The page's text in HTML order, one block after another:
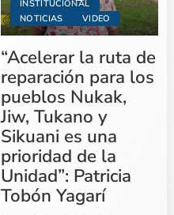
INSTITUCIONAL
NOTICIAS
VIDEO
“Acelerar la ruta de
reparación para los
pueblos Nukak,
Jiw, Tukano y
Sikuani es una
prioridad de la
Unidad”: Patricia
Tobón Yagarí